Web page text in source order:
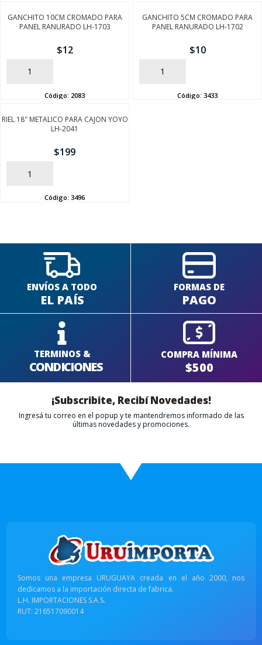
GANCHITO 10CM CROMADO PARA
PANEL RANURADO LH-1703
$12
AÑADIR
Código: 2083
GANCHITO 5CM CROMADO PARA
PANEL RANURADO LH-1702
$10
AÑADIR
Código: 3433
RIEL 18″ METALICO PARA CAJON YOYO
LH-2041
$199
AÑADIR
Código: 3496
ENVÍOS A TODO
EL PAÍS
FORMAS DE
PAGO
TERMINOS &
CONDICIONES
COMPRA MÍNIMA
$500
¡Subscribite, Recibí Novedades!
Ingresá tu correo en el popup y te mantendremos informado de las
últimas novedades y promociones.
Somos una empresa URUGUAYA creada en el año 2000, nos
dedicamos a la importación directa de fabrica.
L.H. IMPORTACIONES S.A.S.
RUT: 216517090014